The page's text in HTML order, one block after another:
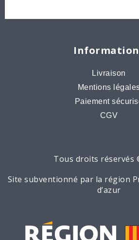
Livraison
Mentions
Paiement
CGV
Tous droits réservés
Site subventionné par la région
d’azur